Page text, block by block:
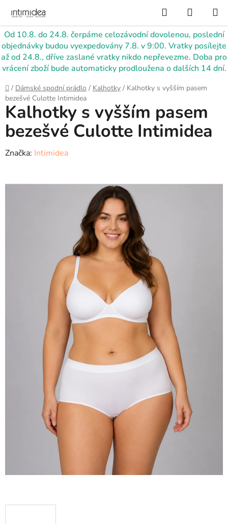
obsah
Od 10.8. do 24.8. čerpáme celozávodní dovolenou, poslední
objednávky budou vyexpedovány 7.8. v 9:00. Vratky posílejte
až od 24.8., dříve zaslané vratky nikdo nepřevezme. Doba pro
vrácení zboží bude automaticky prodloužena o dalších 14 dní.
Hledat
KOŠÍK
Domů
/ Dámské spodní prádlo / Kalhotky / Kalhotky s vyšším pasem
bezešvé Culotte Intimidea
Kalhotky s vyšším pasem
bezešvé Culotte Intimidea
Značka: Intimidea